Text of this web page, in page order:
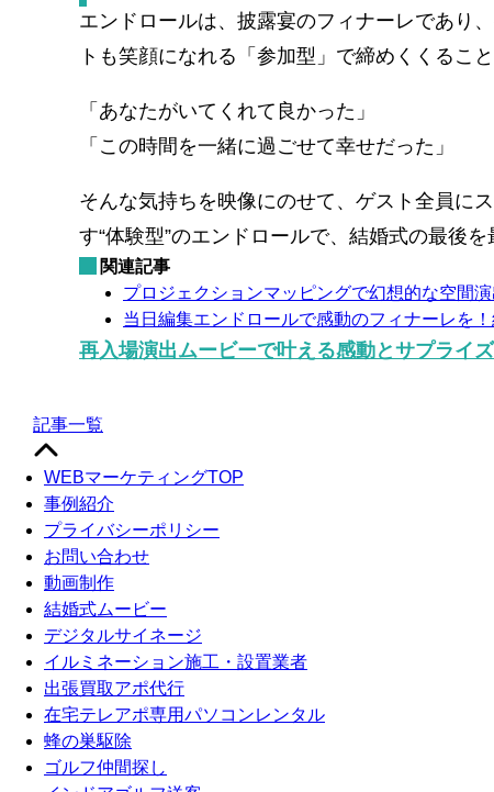
エンドロールは、披露宴のフィナーレであり
トも笑顔になれる「参加型」で締めくくるこ
「あなたがいてくれて良かった」
「この時間を一緒に過ごせて幸せだった」
そんな気持ちを映像にのせて、ゲスト全員に
す“体験型”のエンドロールで、結婚式の最後
関連記事
プロジェクションマッピングで幻想的な空間
当日編集エンドロールで感動のフィナーレを
再入場演出ムービーで叶える感動とサプライズ
記事一覧
WEBマーケティングTOP
事例紹介
プライバシーポリシー
お問い合わせ
動画制作
結婚式ムービー
デジタルサイネージ
イルミネーション施工・設置業者
出張買取アポ代行
在宅テレアポ専用パソコンレンタル
蜂の巣駆除
ゴルフ仲間探し